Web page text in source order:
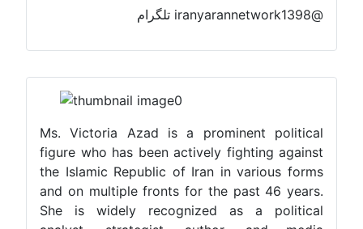
Ms. Victoria Azad is a prominent political
figure who has been actively fighting against
the Islamic Republic of Iran in various forms
and on multiple fronts for the past 46 years.
She is widely recognized as a political
@iranyarannetwork1398 تلگرام